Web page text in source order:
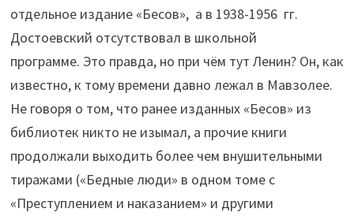
отдельное издание «Бесов», а в 1938-1956 гг.
Достоевский отсутствовал в школьной
программе. Это правда, но при чём тут Ленин? Он, как
известно, к тому времени давно лежал в Мавзолее.
Не говоря о том, что ранее изданных «Бесов» из
библиотек никто не изымал, а прочие книги
продолжали выходить более чем внушительными
тиражами («Бедные люди» в одном томе с
«Преступлением и наказанием» и другими